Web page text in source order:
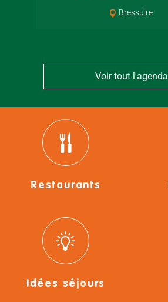
Bressuire
Voir tout l'agenda
Restaurants
Idées séjours